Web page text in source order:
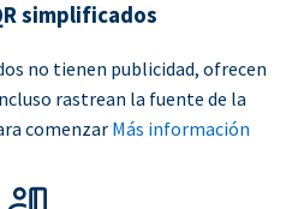
simplificados
no tienen publicidad, ofrecen
rastrean la fuente de la
comenzar Más información